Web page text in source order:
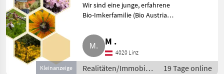
Kleinanzeige
gesucht
Wir sind eine junge, erfahrene
Bio-Imkerfamilie (Bio Austria
Raum Linz (Mühlviertel bis Linz-
Land) einen Ort mit
Naturbezug. Wir suchen P
M .
4020 Linz
Realitäten/Immobilien
19 Tage online